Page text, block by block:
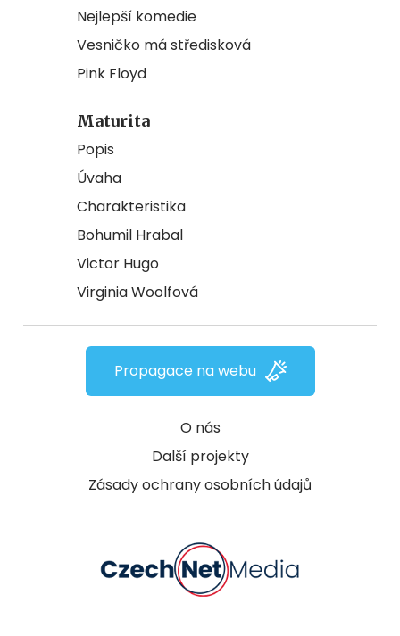
Nejlepší komedie
Vesničko má středisková
Pink Floyd
Maturita
Popis
Úvaha
Charakteristika
Bohumil Hrabal
Victor Hugo
Virginia Woolfová
O nás
Další projekty
Zásady ochrany osobních údajů
Propagace na webu